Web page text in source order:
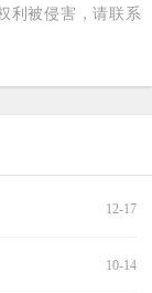
利被侵害，请联系
12-17
10-14